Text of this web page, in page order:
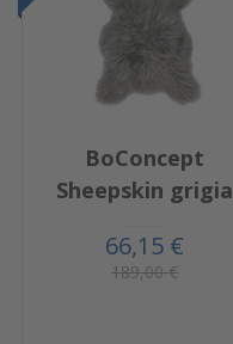
BoConcept
Sheepskin grigia
66,15 €
189,00 €